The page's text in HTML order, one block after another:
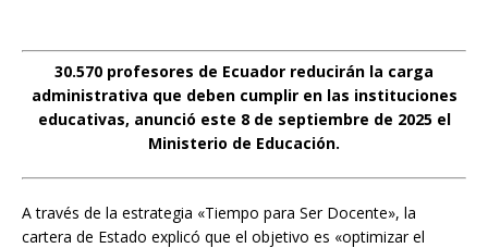
30.570 profesores de Ecuador reducirán la carga
administrativa que deben cumplir en las instituciones
educativas, anunció este 8 de septiembre de 2025 el
Ministerio de Educación.
A través de la estrategia «Tiempo para Ser Docente», la
cartera de Estado explicó que el objetivo es «optimizar el